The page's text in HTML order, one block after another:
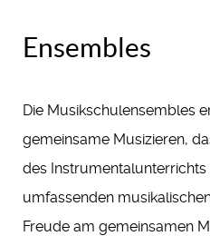
Ensembles
Die Musikschulensembles
gemeinsame Musizieren,
des
umfassenden
Freude am gemeinsamen